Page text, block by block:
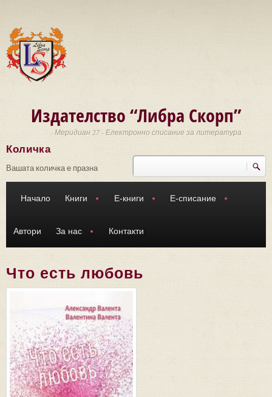
Издателство “Либра Скорп”
Меридиан 27 - Електронно списание за литература
Търси
Количка
Вашата количка е празна
Начало Книги Е-книги Е-списание
Автори За нас Контакти
Что есть любовь